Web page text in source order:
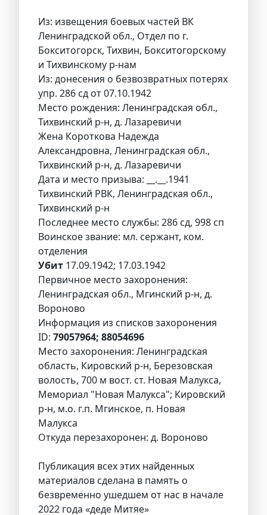
Из: извещения боевых частей ВК
Ленинградской обл., Отдел по г.
Бокситогорск, Тихвин, Бокситогорскому
и Тихвинскому р-нам
Из: донесения о безвозвратных потерях
упр. 286 сд от 07.10.1942
Место рождения: Ленинградская обл.,
Тихвинский р-н, д. Лазаревичи
Жена Короткова Надежда
Александровна, Ленинградская обл.,
Тихвинский р-н, д. Лазаревичи
Дата и место призыва: __.__.1941
Тихвинский РВК, Ленинградская обл.,
Тихвинский р-н
Последнее место службы: 286 сд, 998 сп
Воинское звание: мл. сержант, ком.
отделения
Убит 17.09.1942; 17.03.1942
Первичное место захоронения:
Ленинградская обл., Мгинский р-н, д.
Вороново
Информация из списков захоронения
ID: 79057964; 88054696
Место захоронения: Ленинградская
область, Кировский р-н, Березовская
волость, 700 м вост. ст. Новая Малукса,
Мемориал "Новая Малукса"; Кировский
р-н, м.о. г.п. Мгинское, п. Новая
Малукса
Откуда перезахоронен: д. Вороново
Публикация всех этих найденных
материалов сделана в память о
безвременно ушедшем от нас в начале
2022 года «деде Митяе»